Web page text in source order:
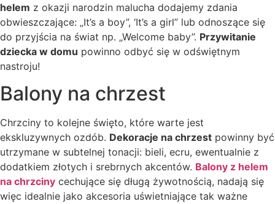
helem z okazji narodzin malucha dodajemy zdania
obwieszczające: „It’s a boy”, ‘It’s a girl” lub odnoszące się
do przyjścia na świat np. „Welcome baby”. Przywitanie
dziecka w domu powinno odbyć się w odświętnym
nastroju!
Balony na chrzest
Chrzciny to kolejne święto, które warte jest
ekskluzywnych ozdób. Dekoracje na chrzest powinny być
utrzymane w subtelnej tonacji: bieli, ecru, ewentualnie z
dodatkiem złotych i srebrnych akcentów. Balony z helem
na chrzciny cechujące się długą żywotnością, nadają się
więc idealnie jako akcesoria uświetniające tak ważne